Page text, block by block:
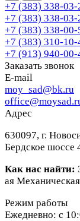
+7 (383) 338-03-
+7 (383) 338-03-
+7 (383) 338-00-
+7 (383) 310-10-
+7 (913) 940-00-
Заказать звонок
E-mail
moy_sad@bk.ru
Адрес
630097, г.
Бердское шоссе
Как нас найти:
ая
Режим работы
Ежедневно: с